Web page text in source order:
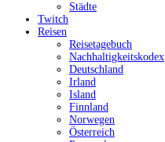
Städte
Twitch
Reisen
Reisetagebuch
Nachhaltigkeitskodex
Deutschland
Irland
Island
Finnland
Norwegen
Österreich